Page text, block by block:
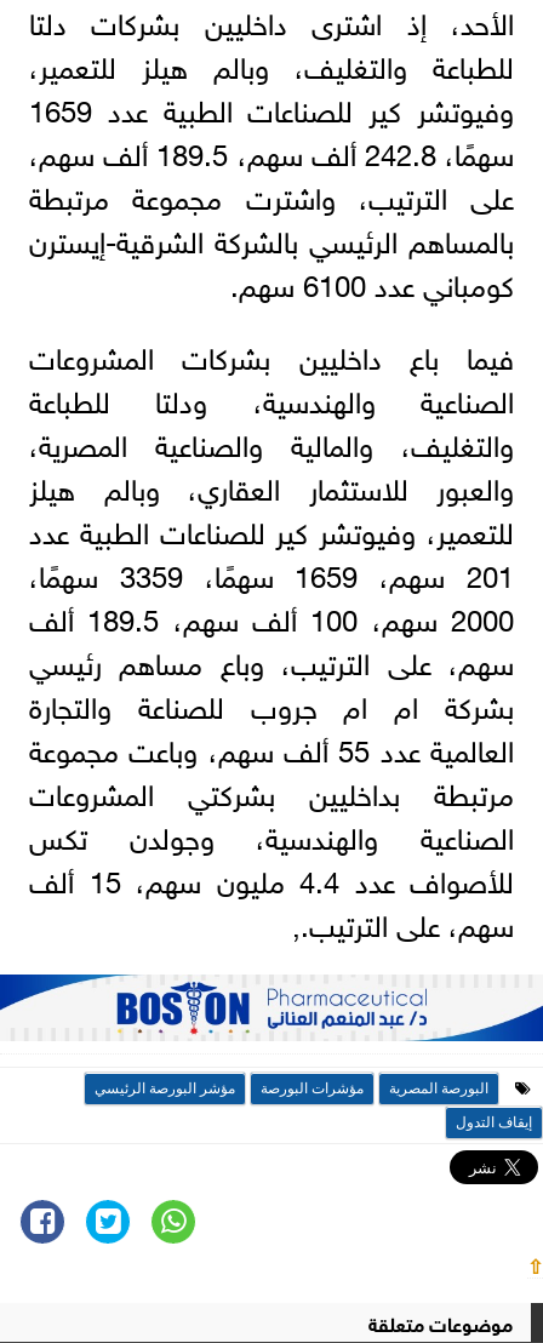
الأحد، إذ اشترى داخليين بشركات دلتا
للطباعة والتغليف، وبالم هيلز للتعمير،
وفيوتشر كير للصناعات الطبية عدد 1659
سهمًا، 242.8 ألف سهم، 189.5 ألف سهم،
على الترتيب، واشترت مجموعة مرتبطة
بالمساهم الرئيسي بالشركة الشرقية-إيسترن
كومباني عدد 6100 سهم.
فيما باع داخليين بشركات المشروعات
الصناعية والهندسية، ودلتا للطباعة
والتغليف، والمالية والصناعية المصرية،
والعبور للاستثمار العقاري، وبالم هيلز
للتعمير، وفيوتشر كير للصناعات الطبية عدد
201 سهم، 1659 سهمًا، 3359 سهمًا،
2000 سهم، 100 ألف سهم، 189.5 ألف
سهم، على الترتيب، وباع مساهم رئيسي
بشركة ام ام جروب للصناعة والتجارة
العالمية عدد 55 ألف سهم، وباعت مجموعة
مرتبطة بداخليين بشركتي المشروعات
الصناعية والهندسية، وجولدن تكس
للأصواف عدد 4.4 مليون سهم، 15 ألف
سهم، على الترتيب.,
البورصة المصرية مؤشرات البورصة
مؤشر البورصة الرئيسي
إيقاف التدول
⇧
موضوعات متعلقة